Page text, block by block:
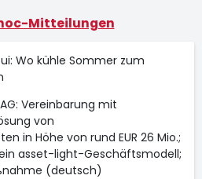
Mitteilungen
Wo kühle Sommer zum
Vereinbarung mit
von
in Höhe von rund EUR 26 Mio.;
asset-light-Geschäftsmodell;
(deutsch)